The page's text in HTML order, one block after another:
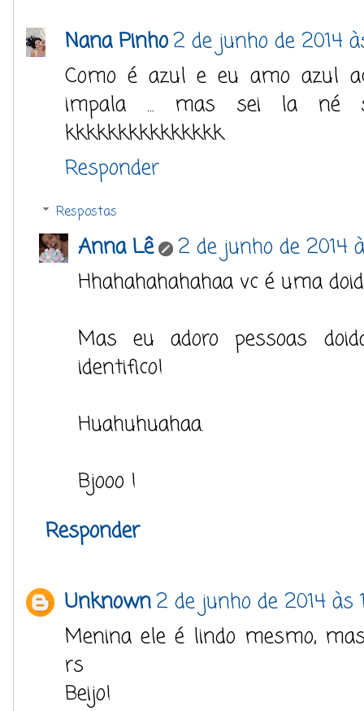
Nana Pinho2 de junho de 2014
Como é azul e eu amo azul
impala ... mas sei la né
kkkkkkkkkkkkkkk
Responder
Respostas
Anna Lê
2 de junho de 2014
Hhahahahahahaa vc é uma
Mas eu adoro pessoas
identifico!
Huahuhuahaa.
Bjooo !
Responder
Unknown2 de junho de 2014 às
Menina ele é lindo mesmo,
rs
Beijo!